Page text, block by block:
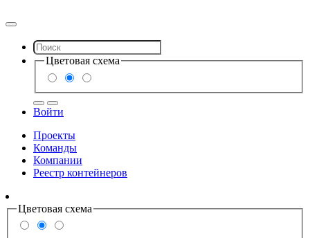
Цветовая схема
Войти
Проекты
Команды
Компании
Реестр контейнеров
Цветовая схема